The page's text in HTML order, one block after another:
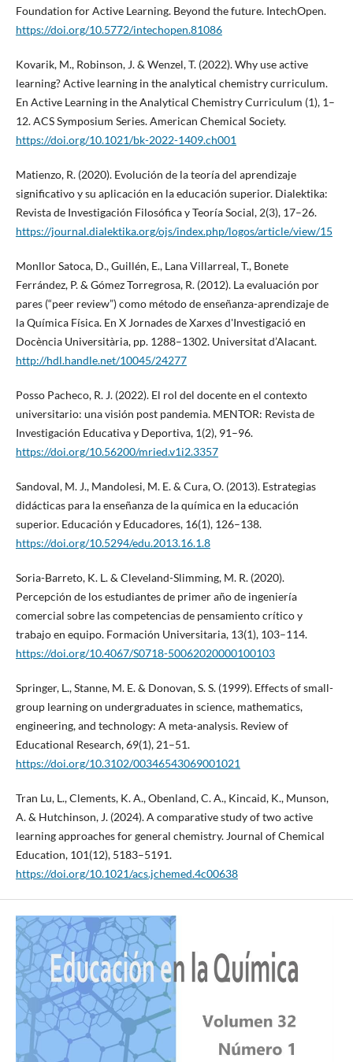
Foundation for Active Learning. Beyond the future. IntechOpen.
https://doi.org/10.5772/intechopen.81086
Kovarik, M., Robinson, J. & Wenzel, T. (2022). Why use active
learning? Active learning in the analytical chemistry curriculum.
En Active Learning in the Analytical Chemistry Curriculum (1), 1–
12. ACS Symposium Series. American Chemical Society.
https://doi.org/10.1021/bk-2022-1409.ch001
Matienzo, R. (2020). Evolución de la teoría del aprendizaje
significativo y su aplicación en la educación superior. Dialektika:
Revista de Investigación Filosófica y Teoría Social, 2(3), 17–26.
https://journal.dialektika.org/ojs/index.php/logos/article/view/15
Monllor Satoca, D., Guillén, E., Lana Villarreal, T., Bonete
Ferrández, P. & Gómez Torregrosa, R. (2012). La evaluación por
pares (“peer review”) como método de enseñanza-aprendizaje de
la Química Física. En X Jornades de Xarxes d'Investigació en
Docència Universitària, pp. 1288–1302. Universitat d’Alacant.
http://hdl.handle.net/10045/24277
Posso Pacheco, R. J. (2022). El rol del docente en el contexto
universitario: una visión post pandemia. MENTOR: Revista de
Investigación Educativa y Deportiva, 1(2), 91–96.
https://doi.org/10.56200/mried.v1i2.3357
Sandoval, M. J., Mandolesi, M. E. & Cura, O. (2013). Estrategias
didácticas para la enseñanza de la química en la educación
superior. Educación y Educadores, 16(1), 126–138.
https://doi.org/10.5294/edu.2013.16.1.8
Soria-Barreto, K. L. & Cleveland-Slimming, M. R. (2020).
Percepción de los estudiantes de primer año de ingeniería
comercial sobre las competencias de pensamiento crítico y
trabajo en equipo. Formación Universitaria, 13(1), 103–114.
https://doi.org/10.4067/S0718-50062020000100103
Springer, L., Stanne, M. E. & Donovan, S. S. (1999). Effects of small-
group learning on undergraduates in science, mathematics,
engineering, and technology: A meta-analysis. Review of
Educational Research, 69(1), 21–51.
https://doi.org/10.3102/00346543069001021
Tran Lu, L., Clements, K. A., Obenland, C. A., Kincaid, K., Munson,
A. & Hutchinson, J. (2024). A comparative study of two active
learning approaches for general chemistry. Journal of Chemical
Education, 101(12), 5183–5191.
https://doi.org/10.1021/acs.jchemed.4c00638